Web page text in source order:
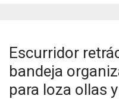
Escurridor
bandeja
para loza ollas